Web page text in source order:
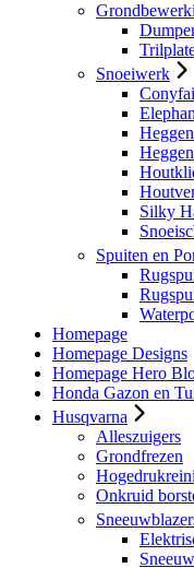
Snoeiwerk
Silky
Spuiten en
Homepage
Homepage Designs
Homepage Hero
Honda Gazon en
Husqvarna
Alleszuigers
Grondfrezen
Onkruid